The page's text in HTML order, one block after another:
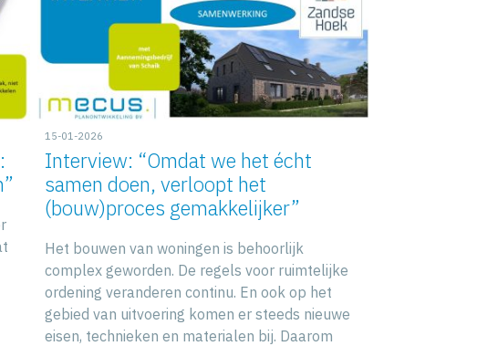
15-01-2026
Interview: “Omdat we het écht
samen doen, verloopt het
(bouw)proces gemakkelijker”
Het bouwen van woningen is behoorlijk
complex geworden. De regels voor ruimtelijke
ordening veranderen continu. En ook op het
gebied van uitvoering komen er steeds nieuwe
eisen, technieken en materialen bij. Daarom